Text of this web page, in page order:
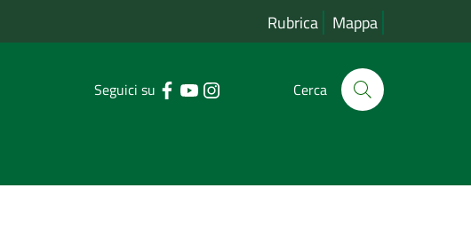
Rubrica Mappa
Seguici su Cerca